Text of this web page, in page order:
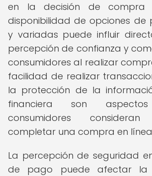
en la decisión de compra
disponibilidad de opciones de
y variadas puede influir
percepción de confianza y
consumidores al realizar
facilidad de realizar
la protección de la
financiera son
consumidores
completar una compra en
La percepción de seguridad
de pago puede afectar la